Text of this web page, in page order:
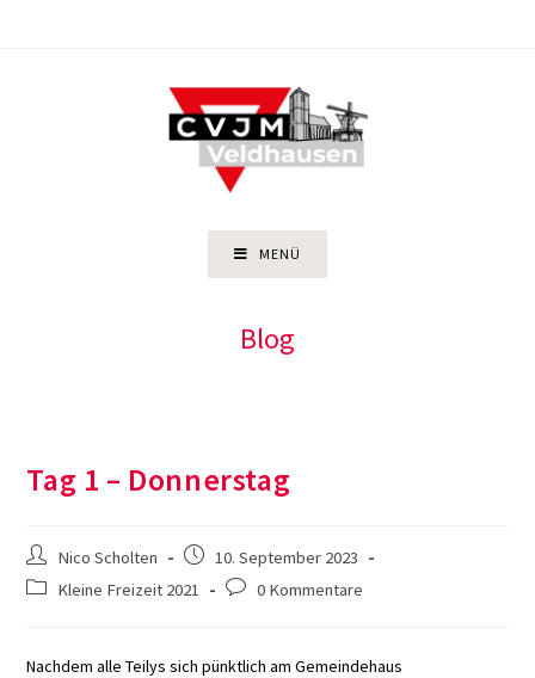
MENÜ
Blog
Tag 1 – Donnerstag
Beitrags-
Autor:
Nico Scholten
Beitrag
veröffentlicht:
10. September 2023
Beitrags-Kleine Freizeit 2021
Beitrags-0 Kommentare
Nachdem alle Teilys sich pünktlich am Gemeindehaus